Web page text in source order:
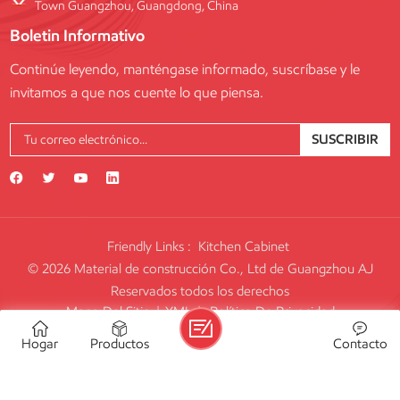
Town Guangzhou, Guangdong, China
Boletin Informativo
Continúe leyendo, manténgase informado, suscríbase y le
invitamos a que nos cuente lo que piensa.
SUSCRIBIR
Friendly Links : Kitchen Cabinet
© 2026 Material de construcción Co., Ltd de Guangzhou AJ
Reservados todos los derechos
Mapa Del Sitio | XML | Política De Privacidad
IPv6 RED SOPORTADA
Hogar Productos Contacto